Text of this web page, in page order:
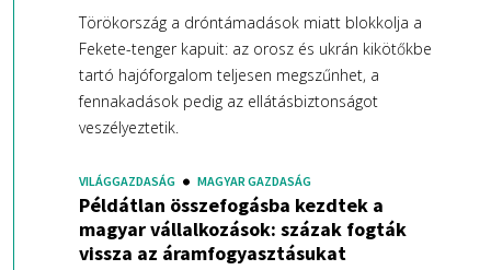
Törökország a dróntámadások miatt blokkolja a
Fekete-tenger kapuit: az orosz és ukrán kikötőkbe
tartó hajóforgalom teljesen megszűnhet, a
fennakadások pedig az ellátásbiztonságot
veszélyeztetik.
VILÁGGAZDASÁG MAGYAR GAZDASÁG
Példátlan összefogásba kezdtek a
magyar vállalkozások: százak fogták
vissza az áramfogyasztásukat